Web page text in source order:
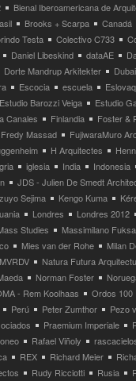
Bienal Iberoamericana de
Brooks + Scarpa
Canadá
Testa Colectivo C733
Daniel Libeskind dataAE
Dorte Mandrup Arkitekter
Dubai
Escocia escuela
Estudio Barozzi Veiga
Estudio
Canales Finlandia
Foster &
Fredy Massad
FujiwaraMuro
H Arquitectes
iglesia India
Indonesia
JDS - Julien De Smedt
Sejima Kengo Kuma
Londres
Londres 2012
Studies
Massimilano
Mies van der Rohe
Milan
MVRDV
Natura Futura
Norman Foster
- Rem Koolhaas
Ordos 100
Perú Peter Zumthor
Pezo
Praemium Imperiale
Rafael Viñoly
REX Richard Meier
Rudy Ricciotti Rusia